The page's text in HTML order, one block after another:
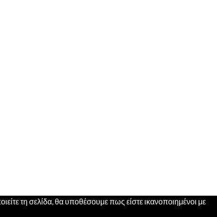
τη σελίδα, θα υποθέσουμε πως είστε ικανοποιημένοι με